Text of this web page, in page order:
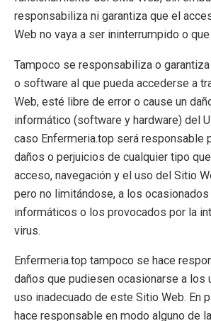
responsabiliza ni garantiza que el
Web no vaya a ser ininterrumpido o
Tampoco se responsabiliza o
o software al que pueda accederse a
Web, esté libre de error o cause un
informático (software y hardware) del
caso Enfermeria.top será responsable
daños o perjuicios de cualquier tipo
acceso, navegación y el uso del Sitio
pero no limitándose, a los
informáticos o los provocados por la
virus.
Enfermeria.top tampoco se hace
daños que pudiesen ocasionarse a los
uso inadecuado de este Sitio Web. En
hace responsable en modo alguno de